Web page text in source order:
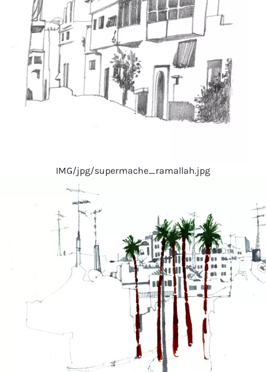
IMG/jpg/supermache_ramallah.jpg